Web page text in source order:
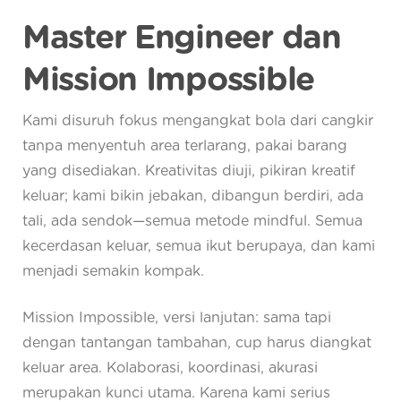
Master Engineer dan
Mission Impossible
Kami disuruh fokus mengangkat bola dari cangkir
tanpa menyentuh area terlarang, pakai barang
yang disediakan. Kreativitas diuji, pikiran kreatif
keluar; kami bikin jebakan, dibangun berdiri, ada
tali, ada sendok—semua metode mindful. Semua
kecerdasan keluar, semua ikut berupaya, dan kami
menjadi semakin kompak.
Mission Impossible, versi lanjutan: sama tapi
dengan tantangan tambahan, cup harus diangkat
keluar area. Kolaborasi, koordinasi, akurasi
merupakan kunci utama. Karena kami serius